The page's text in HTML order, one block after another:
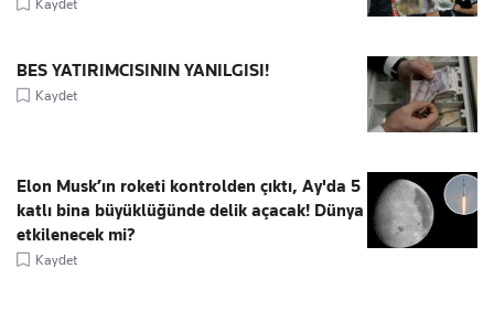
Kaydet
BES YATIRIMCISININ YANILGISI!
Kaydet
Elon Musk’ın roketi kontrolden çıktı, Ay'da 5
katlı bina büyüklüğünde delik açacak! Dünya
etkilenecek mi?
Kaydet